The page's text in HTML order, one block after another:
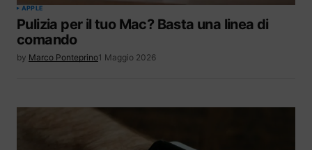
APPLE
Pulizia per il tuo Mac? Basta una linea di
comando
by Marco Ponteprino1 Maggio 2026